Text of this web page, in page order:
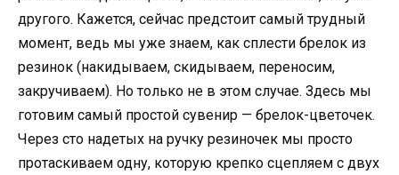
другого. Кажется, сейчас предстоит самый трудный
момент, ведь мы уже знаем, как сплести брелок из
резинок (накидываем, скидываем, переносим,
закручиваем). Но только не в этом случае. Здесь мы
готовим самый простой сувенир — брелок-цветочек.
Через сто надетых на ручку резиночек мы просто
протаскиваем одну, которую крепко сцепляем с двух